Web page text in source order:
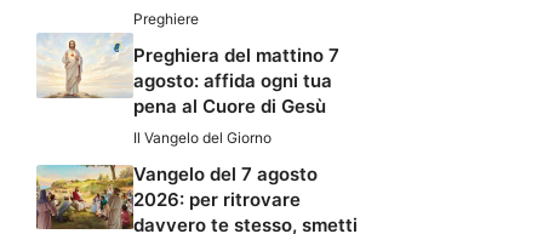
Preghiere
Preghiera del mattino 7
agosto: affida ogni tua
pena al Cuore di Gesù
Il Vangelo del Giorno
Vangelo del 7 agosto
2026: per ritrovare
davvero te stesso, smetti